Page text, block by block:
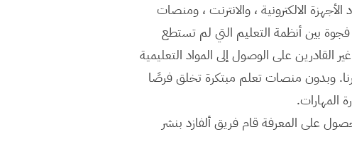
الالكترونية ، والانترنت ، ومنصات
بين أنظمة التعليم التي لم تستطع
القادرين على الوصول إلى المواد التعليمية
وبدون منصات تعلم مبتكرة تخلق فرصًا
على المعرفة قام فريق ألفازد بنشر